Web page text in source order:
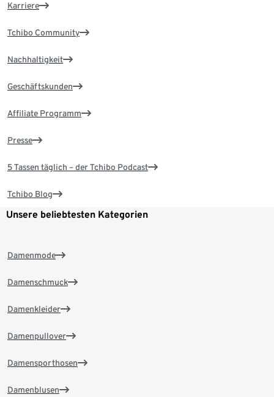
Karriere
Tchibo Community
Nachhaltigkeit
Geschäftskunden
Affiliate Programm
Presse
5 Tassen täglich – der Tchibo Podcast
Tchibo Blog
Unsere beliebtesten Kategorien
Damenmode
Damenschmuck
Damenkleider
Damenpullover
Damensporthosen
Damenblusen